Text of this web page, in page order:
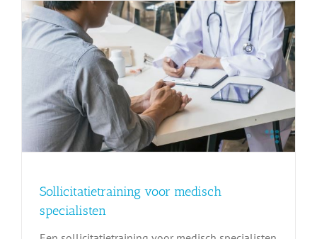
Sollicitatietraining voor medisch
specialisten